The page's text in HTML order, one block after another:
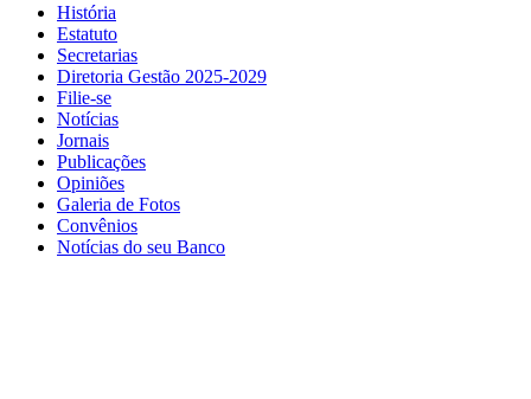
História
Estatuto
Secretarias
Diretoria Gestão 2025-2029
Filie-se
Notícias
Jornais
Publicações
Opiniões
Galeria de Fotos
Convênios
Notícias do seu Banco